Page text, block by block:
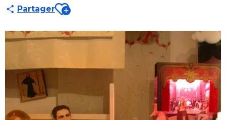
PartagerAjouter aux favoris